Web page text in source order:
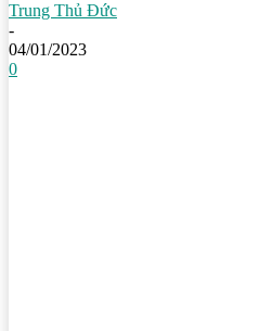
Trung Thủ Đức
-
04/01/2023
0